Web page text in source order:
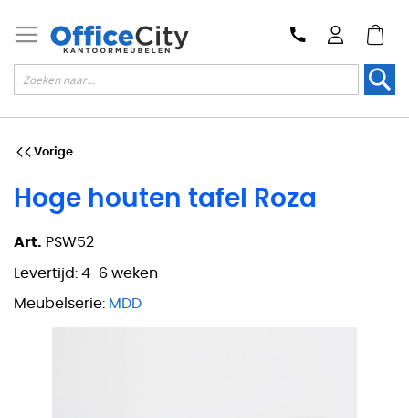
Hoge houten tafel Roza
Art. PSW52
Levertijd: 4-6 weken
Meubelserie: MDD
Vorige